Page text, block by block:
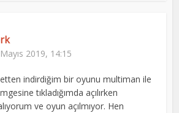
2019, 14:15
indirdiğim bir oyunu multiman ile
tıkladığımda açılırken
ve oyun açılmıyor. Hen